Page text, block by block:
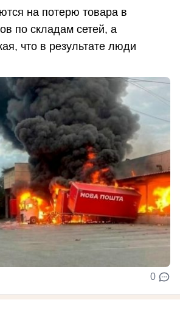
на потерю товара в
по складам сетей, а
что в результате люди
0